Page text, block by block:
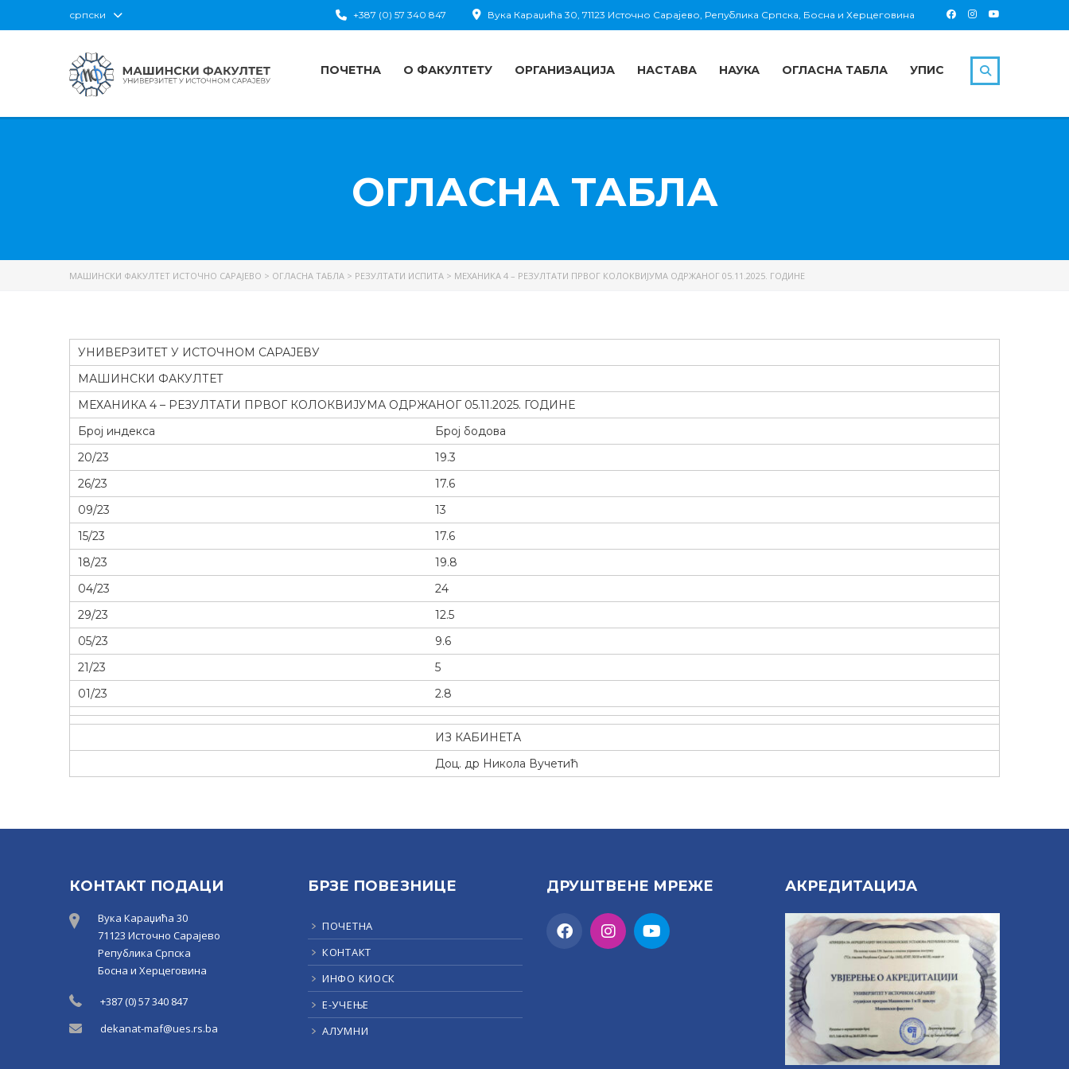
српски Вука Караџића 30, 71123 Источно Сарајево, Република Српска, Босна и Херцеговина
+387 (0) 57 340 847
ПОЧЕТНА О ФАКУЛТЕТУ ОРГАНИЗАЦИЈА НАСТАВА НАУКА ОГЛАСНА ТАБЛА УПИС
ОГЛАСНА ТАБЛА
МАШИНСКИ ФАКУЛТЕТ ИСТОЧНО САРАЈЕВО > ОГЛАСНА ТАБЛА > РЕЗУЛТАТИ ИСПИТА > МЕХАНИКА 4 – РЕЗУЛТАТИ ПРВОГ КОЛОКВИЈУМА ОДРЖАНОГ 05.11.2025. ГОДИНЕ
УНИВЕРЗИТЕТ У ИСТОЧНОМ САРАЈЕВУ
МАШИНСКИ ФАКУЛТЕТ
МЕХАНИКА 4 – РЕЗУЛТАТИ ПРВОГ КОЛОКВИЈУМА ОДРЖАНОГ 05.11.2025. ГОДИНЕ
Број индекса
Број бодова
20/23
19.3
26/23
17.6
09/23
13
15/23
17.6
18/23
19.8
04/23
24
29/23
12.5
05/23
9.6
21/23
5
01/23
2.8
ИЗ КАБИНЕТА
Доц. др Никола Вучетић
КОНТАКТ ПОДАЦИ
Вука Караџића 30
71123 Источно Сарајево
Република Српска
Босна и Херцеговина
+387 (0) 57 340 847
dekanat-maf@ues.rs.ba
БРЗЕ ПОВЕЗНИЦЕ
ПОЧЕТНА
КОНТАКТ
ИНФО КИОСК
Е-УЧЕЊЕ
АЛУМНИ
ДРУШТВЕНЕ МРЕЖЕ АКРЕДИТАЦИЈА